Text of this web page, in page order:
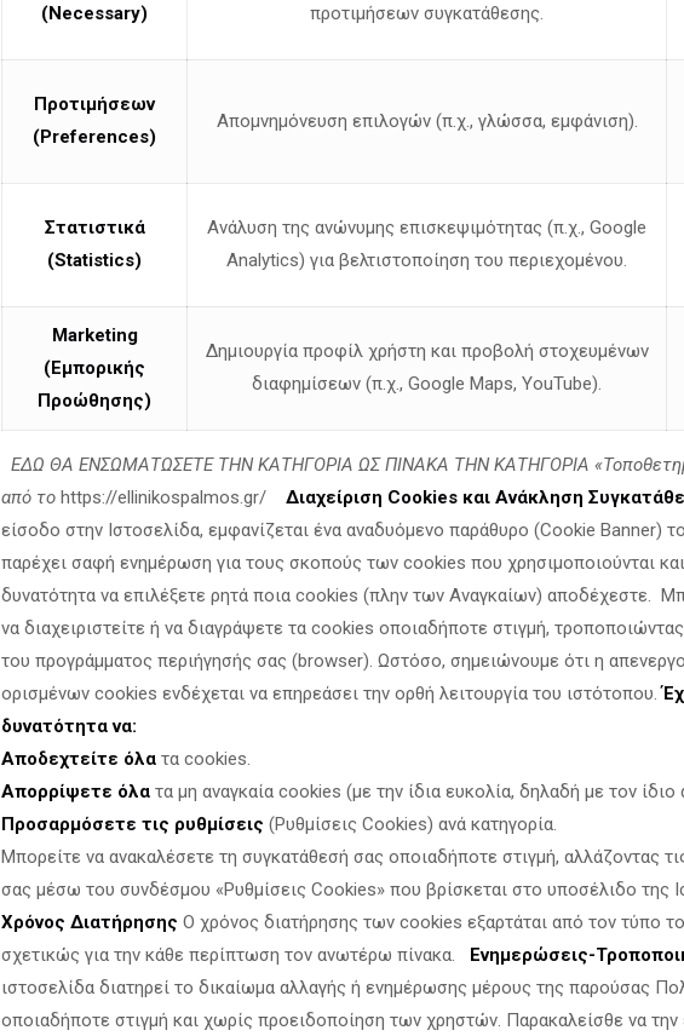
Στα πρόθυρα
κτηνοτροφία –
Παπαδόπουλου.
εκατ. ευρώ από την
Δελτίο Τύπου Θέμα:«Στα πρόθυρα κατάρρευσης
παρέμβαση του ανεξάρτητου βουλευτή Νίκου
ΠΟΓΚΡΟΜ σε ενστόλους
Στις 3 Αυγούστου 2026 κάποιοι κινδυνεύουν
αλλά γιατί υπερασπίζονται τη συνείδησή
(Necessary)
προτιμήσεων συγκατάθεσης.
Προτιμήσεων
(Preferences)
Απομνημόνευση επιλογών (π.χ., γλώσσα, εμφάνιση).
Στατιστικά
(Statistics)
Ανάλυση της ανώνυμης επισκεψιμότητας (π.χ., Google
Analytics) για βελτιστοποίηση του περιεχομένου.
Marketing
(Εμπορικής
Προώθησης)
Δημιουργία προφίλ χρήστη και προβολή στοχευμένων
διαφημίσεων (π.χ., Google Maps, YouTube).
ΕΔΩ ΘΑ ΕΝΣΩΜΑΤΩΣΕΤΕ ΤΗΝ ΚΑΤΗΓΟΡΙΑ ΩΣ ΠΙΝΑΚΑ ΤΗΝ ΚΑΤΗΓΟΡΙΑ
από το https://ellinikospalmos.gr/ Διαχείριση Cookies και Ανάκληση
είσοδο στην Ιστοσελίδα, εμφανίζεται ένα αναδυόμενο παράθυρο (Cookie Banner)
παρέχει σαφή ενημέρωση για τους σκοπούς των cookies που χρησιμοποιούνται και
δυνατότητα να επιλέξετε ρητά ποια cookies (πλην των Αναγκαίων) αποδέχεστε.
να διαχειριστείτε ή να διαγράψετε τα cookies οποιαδήποτε στιγμή, τροποποιώντας
του προγράμματος περιήγησής σας (browser). Ωστόσο, σημειώνουμε ότι η
ορισμένων cookies ενδέχεται να επηρεάσει την ορθή λειτουργία του ιστότοπου.
δυνατότητα να:
Αποδεχτείτε όλα τα cookies.
Απορρίψετε όλα τα μη αναγκαία cookies (με την ίδια ευκολία, δηλαδή με τον ίδιο
Προσαρμόσετε τις ρυθμίσεις (Ρυθμίσεις Cookies) ανά κατηγορία.
Μπορείτε να ανακαλέσετε τη συγκατάθεσή σας οποιαδήποτε στιγμή, αλλάζοντας
σας μέσω του συνδέσμου «Ρυθμίσεις Cookies» που βρίσκεται στο υποσέλιδο της
Χρόνος Διατήρησης Ο χρόνος διατήρησης των cookies εξαρτάται από τον τύπο
σχετικώς για την κάθε περίπτωση τον ανωτέρω πίνακα. Ενημερώσεις-
ιστοσελίδα διατηρεί το δικαίωμα αλλαγής ή ενημέρωσης μέρους της παρούσας
οποιαδήποτε στιγμή και χωρίς προειδοποίηση των χρηστών. Παρακαλείσθε να την